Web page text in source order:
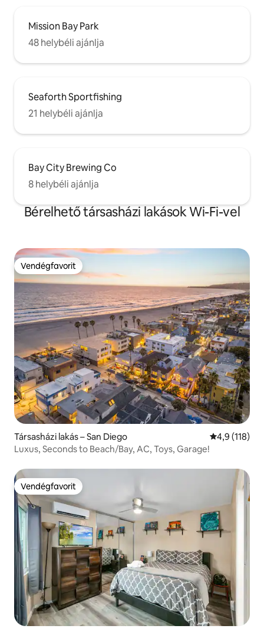
Mission Bay Park
48 helybéli ajánlja
Seaforth Sportfishing
21 helybéli ajánlja
Bay City Brewing Co
8 helybéli ajánlja
Bérelhető társasházi lakások Wi-Fi-vel
Vendégfavorit
Vendégfavorit
Társasházi lakás – San Diego Átlagos
4,9 (118)
Luxus, Seconds to Beach/Bay, AC, Toys, Garage!
Vendégfavorit
Vendégfavorit